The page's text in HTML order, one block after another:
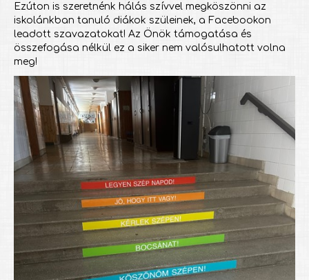
Ezúton is szeretnénk hálás szívvel megköszönni az
iskolánkban tanuló diákok szüleinek, a Facebookon
leadott szavazatokat! Az Önök támogatása és
összefogása nélkül ez a siker nem valósulhatott volna
meg!